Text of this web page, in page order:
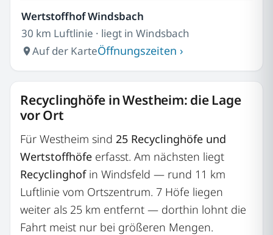
Wertstoffhof Windsbach
30 km Luftlinie · liegt in Windsbach
Auf der KarteÖffnungszeiten ›
Recyclinghöfe in Westheim: die Lage
vor Ort
Für Westheim sind 25 Recyclinghöfe und
Wertstoffhöfe erfasst. Am nächsten liegt
Recyclinghofin Windsfeld — rund 11 km
Luftlinie vom Ortszentrum. 7 Höfe liegen
weiter als 25 km entfernt — dorthin lohnt die
Fahrt meist nur bei größeren Mengen.